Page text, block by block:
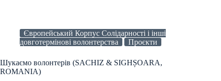
Європейський Корпус Солідарності і інші
довготермінові волонтерства
Проєкти
Шукаємо волонтерів (SACHIZ & SIGHȘOARA,
ROMANIA)